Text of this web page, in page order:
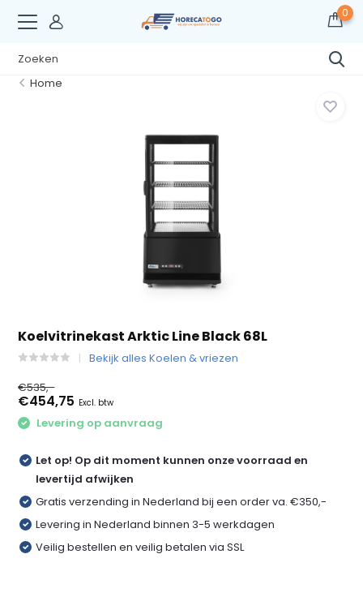
0
Home
Koelvitrinekast Arktic Line Black 68L
Bekijk alles Koelen & vriezen
€535,-
€454,75 Excl. btw
Levering op aanvraag
Let op! Op dit moment kunnen onze voorraad en
levertijd afwijken
Gratis verzending in Nederland bij een order va. €350,-
Levering in Nederland binnen 3-5 werkdagen
Veilig bestellen en veilig betalen via SSL